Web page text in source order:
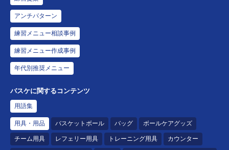
アンチパターン
練習メニュー相談事例
練習メニュー作成事例
年代別推奨メニュー
バスケに関するコンテンツ
用語集
用具・用品 バスケットボール バッグ ボールケアグッズ
チーム用具 レフェリー用具 トレーニング用具 カウンター